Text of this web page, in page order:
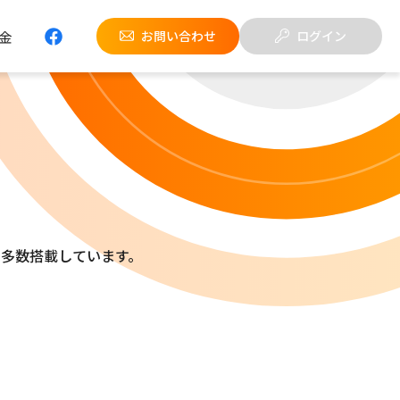
お問い合わせ ログイン
搭載しています。